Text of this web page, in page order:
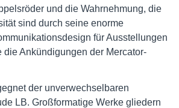
und die Wahrnehmung, die
sind durch seine enorme
für Ausstellungen
Ankündigungen der Mercator-
der unverwechselbaren
LB. Großformatige Werke gliedern